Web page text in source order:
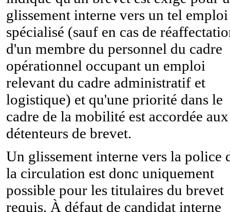
glissement interne vers un tel emploi
spécialisé (sauf en cas de
d'un membre du personnel du cadre
opérationnel occupant un emploi
relevant du cadre administratif et
logistique) et qu'une priorité dans le
cadre de la mobilité est accordée aux
détenteurs de brevet.
Un glissement interne vers la police
la circulation est donc uniquement
possible pour les titulaires du brevet
requis. À défaut de candidat interne